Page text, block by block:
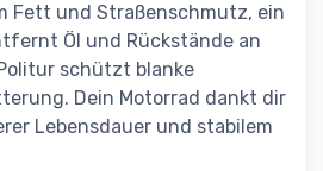
Fett und Straßenschmutz, ein
Öl und Rückstände an
schützt blanke
Dein Motorrad dankt dir
Lebensdauer und stabilem